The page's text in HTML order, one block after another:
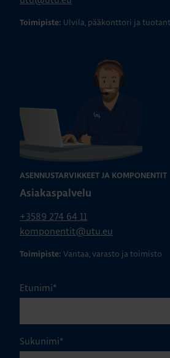
Toimipiste: Ulvila, pääkonttori ja
ASENNUSTARVIKKEET JA KOMPONENTIT
Asiakaspalvelu
+3589 274 64 11
komponentit@utu.eu
Toimipiste: Vantaa, varasto ja toimisto
Etunimi*
Sukunimi*